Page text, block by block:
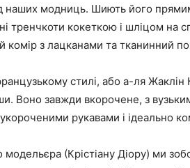
наших модниць. Шиють його
тренчкоти кокеткою і шліцом на
комір з лацканами та тканинний
стилі, або а-ля
Воно завжди вкорочене, з
рукавами і ідеально
(Крістіану Діору) ми